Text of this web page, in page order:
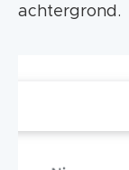
achtergrond.